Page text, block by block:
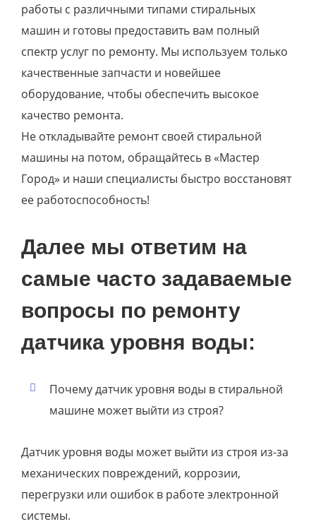
работы с различными типами стиральных
машин и готовы предоставить вам полный
спектр услуг по ремонту. Мы используем только
качественные запчасти и новейшее
оборудование, чтобы обеспечить высокое
качество ремонта.
Не откладывайте ремонт своей стиральной
машины на потом, обращайтесь в «Мастер
Город» и наши специалисты быстро восстановят
ее работоспособность!
Далее мы ответим на
самые часто задаваемые
вопросы по ремонту
датчика уровня воды:
Почему датчик уровня воды в стиральной
машине может выйти из строя?
Датчик уровня воды может выйти из строя из-за
механических повреждений, коррозии,
перегрузки или ошибок в работе электронной
системы.